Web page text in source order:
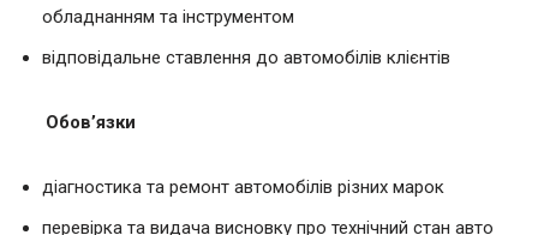
обладнанням та інструментом
відповідальне ставлення до автомобілів клієнтів
Обов’язки
діагностика та ремонт автомобілів різних марок
перевірка та видача висновку про технічний стан авто